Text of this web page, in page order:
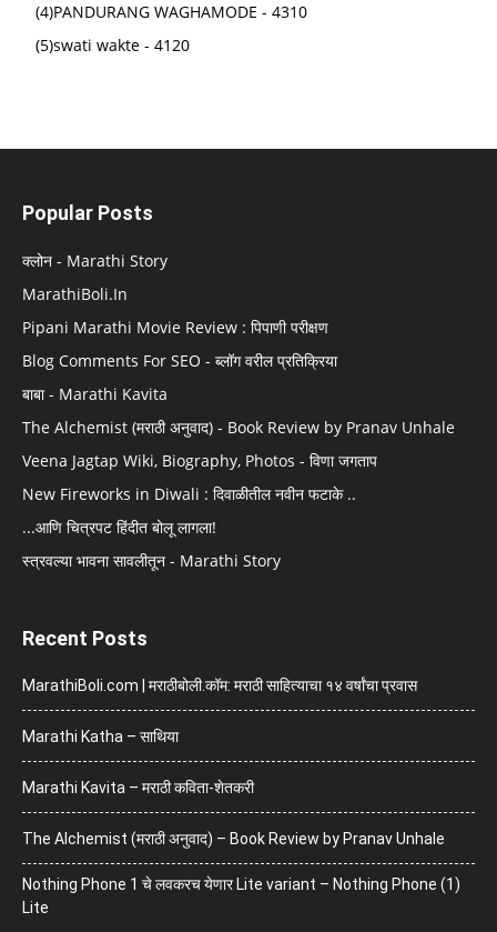
(4)PANDURANG WAGHAMODE - 4310
(5)swati wakte - 4120
Popular Posts
क्लोन - Marathi Story
MarathiBoli.In
Pipani Marathi Movie Review : पिपाणी परीक्षण
Blog Comments For SEO - ब्लॉग वरील प्रतिक्रिया
बाबा - Marathi Kavita
The Alchemist (मराठी अनुवाद) - Book Review by Pranav Unhale
Veena Jagtap Wiki, Biography, Photos - विणा जगताप
New Fireworks in Diwali : दिवाळीतील नवीन फटाके ..
...आणि चित्रपट हिंदीत बोलू लागला!
स्त्रवल्या भावना सावलीतून - Marathi Story
Recent Posts
MarathiBoli.com | मराठीबोली.कॉम: मराठी साहित्याचा १४ वर्षांचा प्रवास
Marathi Katha – साथिया
Marathi Kavita – मराठी कविता-शेतकरी
The Alchemist (मराठी अनुवाद) – Book Review by Pranav Unhale
Nothing Phone 1 चे लवकरच येणार Lite variant – Nothing Phone (1)
Lite